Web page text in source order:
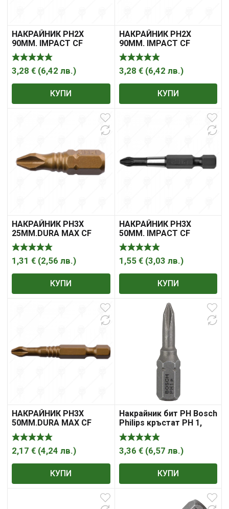
НАКРАЙНИК PH2X
90ММ. IMPACT CF
3,28 € (6,42 лв.)
КУПИ
НАКРАЙНИК PH2X
90ММ. IMPACT CF
3,28 € (6,42 лв.)
КУПИ
НАКРАЙНИК PH3X
25ММ.DURA MAX CF
1,31 € (2,56 лв.)
КУПИ
НАКРАЙНИК PH3X
50ММ. IMPACT CF
1,55 € (3,03 лв.)
КУПИ
НАКРАЙНИК PH3X
50ММ.DURA MAX CF
2,17 € (4,24 лв.)
КУПИ
Накрайник бит PH Bosch
Philips кръстат PH 1,
1/4″, 25 мм, 3 бр., Extra
Hard
3,36 € (6,57 лв.)
КУПИ